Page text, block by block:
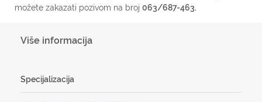
možete zakazati pozivom na broj 063/687-463.
Više informacija
Specijalizacija